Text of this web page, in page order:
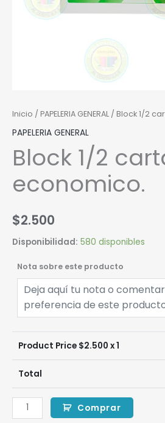
Inicio / PAPELERIA GENERAL / Block 1/2
PAPELERIA GENERAL
Block 1/2
economico.
$2.500
Disponibilidad: 580 disponibles
Nota sobre este producto
Product Price $2.500 x 1
Total
Comprar